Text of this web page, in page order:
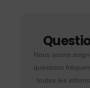
Nous avons
questions
toutes les